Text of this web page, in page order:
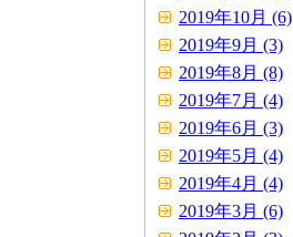
2019年10月 (6)
2019年9月 (3)
2019年8月 (8)
2019年7月 (4)
2019年6月 (3)
2019年5月 (4)
2019年4月 (4)
2019年3月 (6)